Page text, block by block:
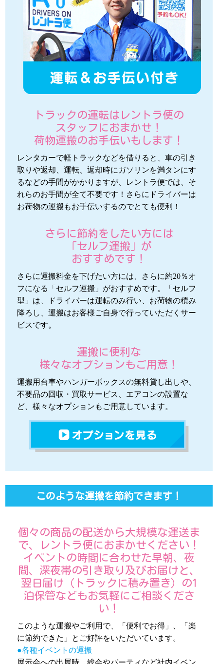
トラックの運転はレントラ便の
スタッフにおまかせ！
荷物運搬のお手伝いもします！
レンタカーで軽トラックなどを借りると、車の引き
取りや返却、運転、返却時にガソリンを満タンにす
るなどの手間がかかりますが、レントラ便では、そ
れらのお手間が全て不要です！さらにドライバーは
お荷物の運搬もお手伝いするのでとても便利！
さらに節約をしたい方には
「セルフ運搬」が
おすすめです！
さらに運搬料金を下げたい方には、さらに約20％オ
フになる「セルフ運搬」がおすすめです。「セルフ
型」は、ドライバーは運転のみ行い、お荷物の積み
降ろし、運搬はお客様ご自身で行っていただくサー
ビスです。
運搬に便利な
様々なオプションもご用意！
運搬用台車やハンガーボックスの無料貸し出しや、
不要品の回収・買取サービス、エアコンの設置な
ど、様々なオプションもご用意しています。
このような運搬を節約できます！
個々の商品の配送から大規模な運送ま
で、レントラ便におまかせください！
イベントの時間に合わせた早朝、夜
間、深夜帯の引き取り及びお届けと、
翌日届け（トラックに積み置き）の1
泊保管などもお気軽にご相談くださ
い！
このような運搬やご利用で、「便利でお得」、「楽
に節約できた」とご好評をいただいています。
●各種イベントの運搬
展示会への出展時、総会やパーティなど社内イベン